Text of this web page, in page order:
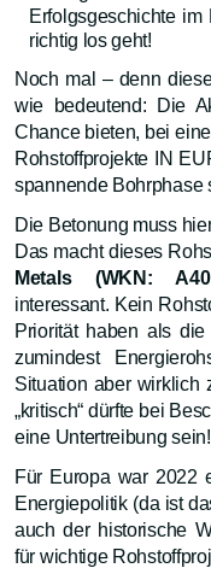
Erfolgsgeschichte
richtig los geht!
Noch mal – denn
wie bedeutend: Die
Chance bieten, bei
Rohstoffprojekte IN
spannende Bohrphase
Die Betonung muss
Das macht dieses
Metals (WKN:
interessant. Kein
Priorität haben als
zumindest
Situation aber wirklich
„kritisch“ dürfte bei
eine Untertreibung sein!
Für Europa war 2022
Energiepolitik (da ist
auch der historische
für wichtige